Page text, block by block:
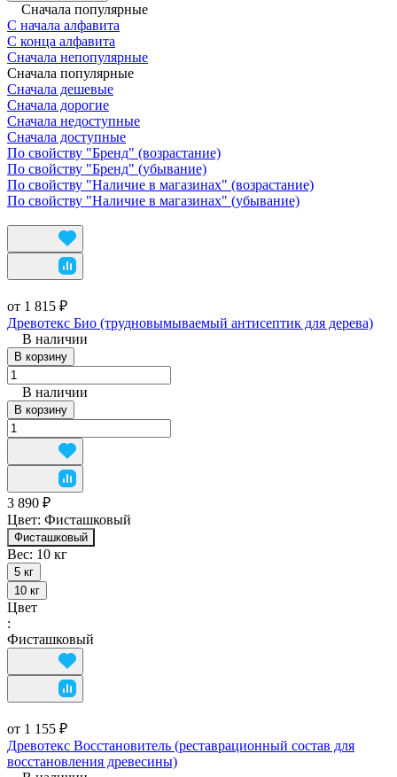
Сначала популярные
С начала алфавита
С конца алфавита
Сначала непопулярные
Сначала популярные
Сначала дешевые
Сначала дорогие
Сначала недоступные
Сначала доступные
По свойству "Бренд" (возрастание)
По свойству "Бренд" (убывание)
По свойству "Наличие в магазинах" (возрастание)
По свойству "Наличие в магазинах" (убывание)
от 1 815 ₽
Древотекс Био (трудновымываемый антисептик для дерева)
В наличии
В корзину
В наличии
В корзину
3 890 ₽
Цвет: Фисташковый
Фисташковый
Вес: 10 кг
5 кг
10 кг
Цвет
:
Фисташковый
от 1 155 ₽
Древотекс Восстановитель (реставрационный состав для
восстановления древесины)